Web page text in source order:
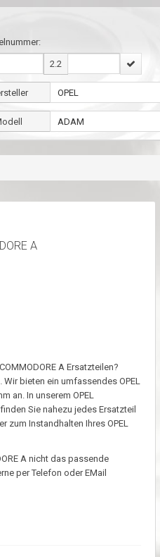
2.2
A
A Ersatzteilen?
bieten ein umfassendes OPEL
an. In unserem OPEL
Sie nahezu jedes Ersatzteil
zum Instandhalten Ihres OPEL
A nicht das passende
per Telefon oder EMail